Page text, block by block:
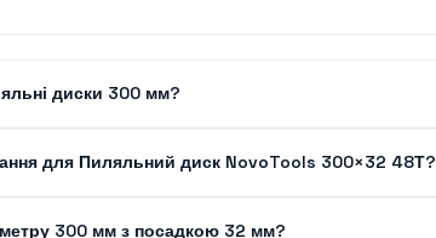
диски 300 мм?
для Пиляльний диск NovoTools 300×32 48Т?
300 мм з посадкою 32 мм?